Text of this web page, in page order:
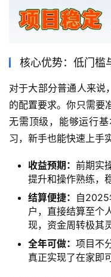
核心优势：低门槛
对于大部分普通人来说
的配置要求。你只需要
无需顶级，能够运行
习，新手也能快速上手
收益预期： 前期实
提升和操作熟练，
结算便捷： 自2025
户，直接结算至个
现，资金周转极其
全年可做： 项目不
真正实现了在家即